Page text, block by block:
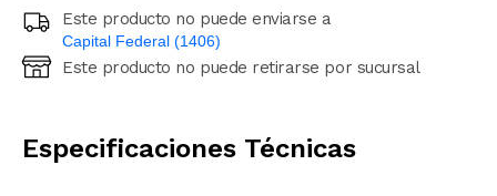
Este producto no puede enviarse a
Capital Federal (1406)
Ingresá código postal (sólo números)
Este producto no puede retirarse por sucursal
Especificaciones Técnicas